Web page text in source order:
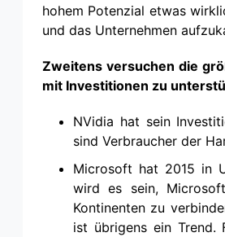
hohem Potenzial etwas
und das Unternehmen
Zweitens versuchen die
mit Investitionen zu
NVidia hat sein
sind Verbraucher der
Microsoft hat 2015 in
wird es sein,
Kontinenten zu
ist übrigens ein Trend.